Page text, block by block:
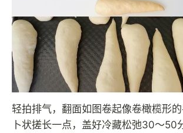
轻拍排气，翻面如图卷起像卷橄榄形
卜状搓长一点，盖好冷藏松弛30～50